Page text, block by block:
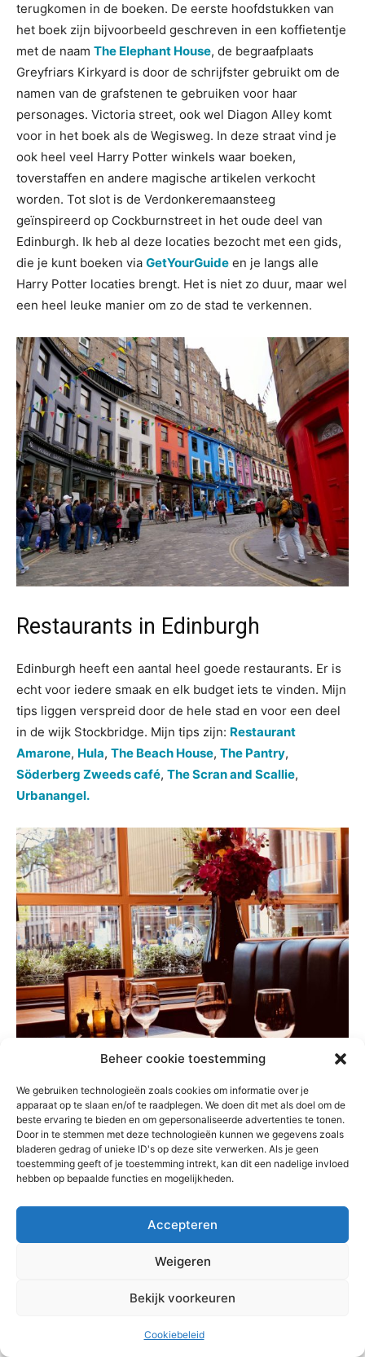
Beheer cookie toestemming
We gebruiken technologieën zoals cookies om informatie over je
apparaat op te slaan en/of te raadplegen. We doen dit met als doel om de
beste ervaring te bieden en om gepersonaliseerde advertenties te tonen.
Door in te stemmen met deze technologieën kunnen we gegevens zoals
bladeren gedrag of unieke ID's op deze site verwerken. Als je geen
toestemming geeft of je toestemming intrekt, kan dit een nadelige invloed
hebben op bepaalde functies en mogelijkheden.
Accepteren
Weigeren
Bekijk voorkeuren
Cookiebeleid
terugkomen in de boeken. De eerste hoofdstukken van
het boek zijn bijvoorbeeld geschreven in een koffietentje
met de naam The Elephant House, de begraafplaats
Greyfriars Kirkyard is door de schrijfster gebruikt om de
namen van de grafstenen te gebruiken voor haar
personages. Victoria street, ook wel Diagon Alley komt
voor in het boek als de Wegisweg. In deze straat vind je
ook heel veel Harry Potter winkels waar boeken,
toverstaffen en andere magische artikelen verkocht
worden. Tot slot is de Verdonkeremaansteeg
geïnspireerd op Cockburnstreet in het oude deel van
Edinburgh. Ik heb al deze locaties bezocht met een gids,
die je kunt boeken via GetYourGuide en je langs alle
Harry Potter locaties brengt. Het is niet zo duur, maar wel
een heel leuke manier om zo de stad te verkennen.
Restaurants in Edinburgh
Edinburgh heeft een aantal heel goede restaurants. Er is
echt voor iedere smaak en elk budget iets te vinden. Mijn
tips liggen verspreid door de hele stad en voor een deel
in de wijk Stockbridge. Mijn tips zijn: Restaurant
Amarone, Hula, The Beach House, The Pantry,
Söderberg Zweeds café, The Scran and Scallie,
Urbanangel.
Overnachten in Edinburgh
Edinburgh is een grote stad met heel veel
overnachtingsplekken. De eerste keer zat ik in een prima
weet ik dat ik liever in de wijk Stockbridge zit. Veel
rustiger dan in het hectische centrum en een hele relaxte
wijk. Een beetje het Parijs van Edinburgh. Tips in deze